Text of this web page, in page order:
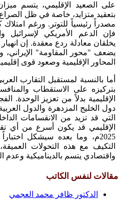
على الصعيد الإقليمي، يتسم
بتعقيد متزايد، خاصة في ظل الصراع
مصدراً رئيسياً للتوتر. ورغم
فإن الدعم الأمريكي لإسرائيل
يخلقان معادلة ردع معقدة. إن
يضعف "محور المقاومة" الإيراني،
المحاور الإقليمية وصعود قوى
أما بالنسبة لمستقبل التقارب
بتركيزه على الاستقطاب
الإقليمية بدلاً من تعزيز الوحدة.
دول الخليج المزدهرة والدول
التي قد تزيد من الانقسامات
الإقليمي قد يكون أسرع من أي
2025م، وما بعده سيشكل
التكيف مع هذه التحولات
واقتصادي يتسم بالديناميكية وعدم
مقالات لنفس الكاتب
الدكتور ظافر محمد العجمي